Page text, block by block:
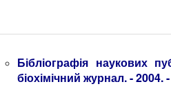
Бібліографія наукових
біохімічний журнал. -